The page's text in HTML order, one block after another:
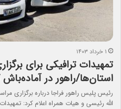
۱ خرداد ۱۴۰۳
تمهیدات ترافیکی برای
استان‌ها/راهور در
رئیس پلیس راهور فراجا درباره برگزاری
الله رئیسی و هیات همراه اعلام کرد: